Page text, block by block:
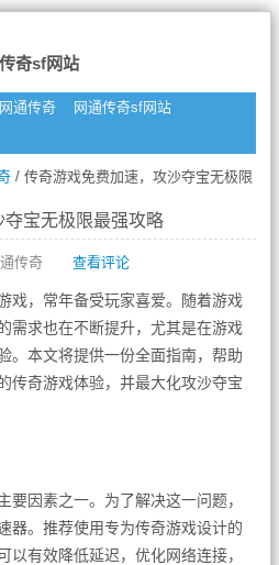
奇sf网站
通传奇
网通传奇sf网站
/ 传奇游戏免费加速，攻沙夺宝无极限
宝无极限最强攻略
传奇 查看评论
戏，常年备受玩家喜爱。随着游戏
需求也在不断提升，尤其是在游戏
。本文将提供一份全面指南，帮助
传奇游戏体验，并最大化攻沙夺宝
要因素之一。为了解决这一问题，
器。推荐使用专为传奇游戏设计的
以有效降低延迟，优化网络连接，